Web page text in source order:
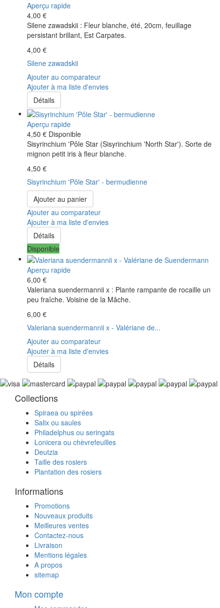
Aperçu rapide
4,00 €
Silene zawadskii : Fleur blanche, été, 20cm, feuillage
persistant brillant, Est Carpates.
4,00 €
Silene zawadskii
Ajouter au comparateur
Ajouter à ma liste d'envies
Détails
Aperçu rapide
4,50 € Disponible
Sisyrinchium 'Pôle Star (Sisyrinchium 'North Star'). Sorte de
mignon petit iris à fleur blanche.
4,50 €
Sisyrinchium 'Pôle Star' - bermudienne
Ajouter au panier
Ajouter au comparateur
Ajouter à ma liste d'envies
Détails
Disponible
Aperçu rapide
6,00 €
Valeriana suendermannii x : Plante rampante de rocaille un
peu fraîche. Voisine de la Mâche.
6,00 €
Valeriana suendermannii x - Valériane de...
Ajouter au comparateur
Ajouter à ma liste d'envies
Détails
Collections
Spiraea ou spirées
Salix ou saules
Philadelphus ou seringats
Lonicera ou chèvrefeuilles
Deutzia
Taille des rosiers
Plantation des rosiers
Informations
Promotions
Nouveaux produits
Meilleures ventes
Contactez-nous
Livraison
Mentions légales
A propos
sitemap
Mon compte